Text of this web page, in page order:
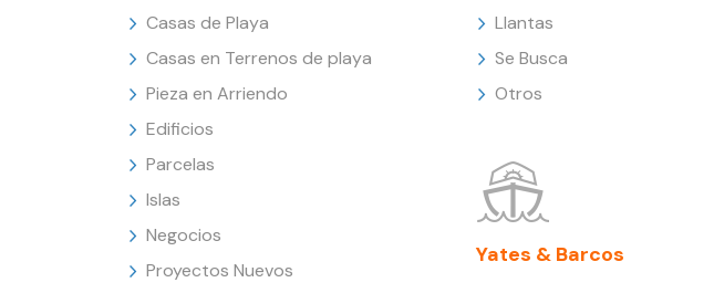
Casas de Playa
Casas en Terrenos de playa
Pieza en Arriendo
Edificios
Parcelas
Islas
Negocios
Proyectos Nuevos
Llantas
Se Busca
Otros
Yates & Barcos